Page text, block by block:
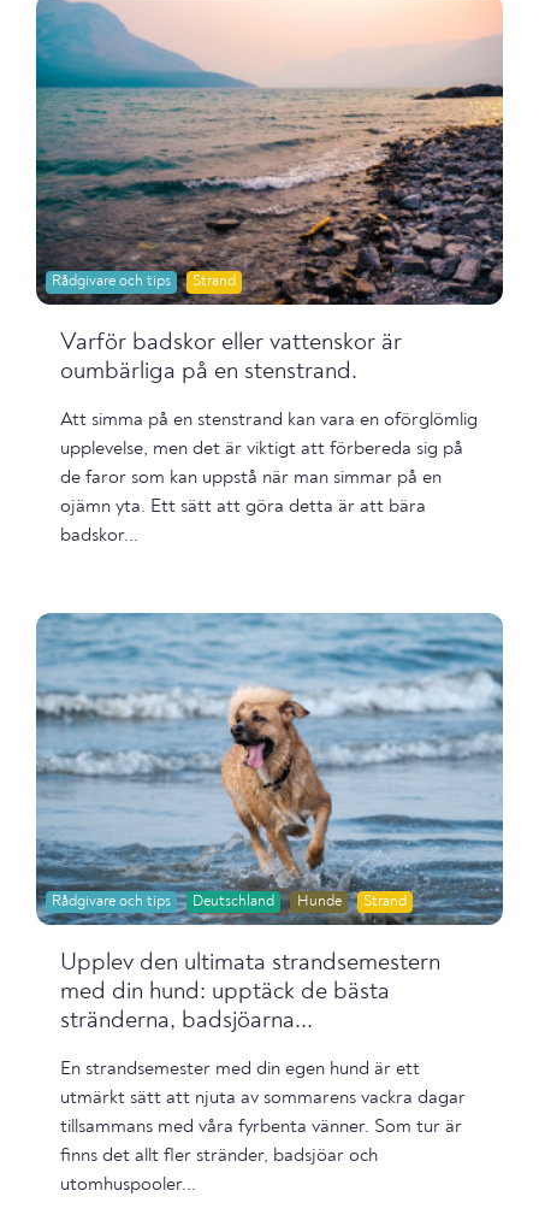
Rådgivare och tips Strand
Varför badskor eller vattenskor är
oumbärliga på en stenstrand.
Att simma på en stenstrand kan vara en oförglömlig
upplevelse, men det är viktigt att förbereda sig på
de faror som kan uppstå när man simmar på en
ojämn yta. Ett sätt att göra detta är att bära
badskor...
Rådgivare och tips Deutschland Hunde Strand
Upplev den ultimata strandsemestern
med din hund: upptäck de bästa
stränderna, badsjöarna...
En strandsemester med din egen hund är ett
utmärkt sätt att njuta av sommarens vackra dagar
tillsammans med våra fyrbenta vänner. Som tur är
finns det allt fler stränder, badsjöar och
utomhuspooler...